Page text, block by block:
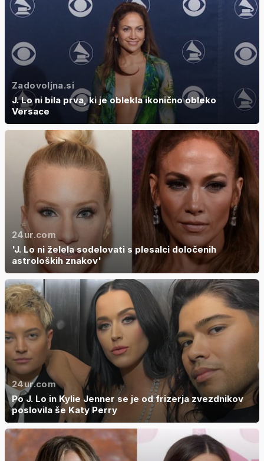
Zadovoljna.si
J. Lo ni bila prva, ki je oblekla ikonično obleko
Versace
24ur.com
'J. Lo ni želela sodelovati s plesalci določenih
astroloških znakov'
24ur.com
Po J. Lo in Kylie Jenner se je od frizerja zvezdnikov
poslovila še Katy Perry